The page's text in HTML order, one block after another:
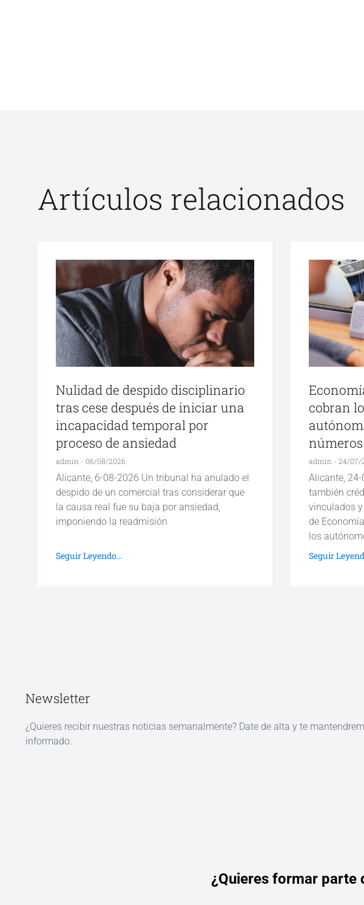
Artículos relacionados
Nulidad de despido disciplinario
tras cese después de iniciar una
incapacidad temporal por
proceso de ansiedad
admin 06/08/2026
Alicante, 6-08-2026 Un tribunal ha anulado el
despido de un comercial tras considerar que
la causa real fue su baja por ansiedad,
imponiendo la readmisión
Seguir Leyendo...
cobran
admin 24/07/
Alicante,
también
vinculados
de
los
Seguir
Newsletter
¿Quieres recibir nuestras noticias semanalmente? Date de alta y te
informado.
¿Quieres formar parte